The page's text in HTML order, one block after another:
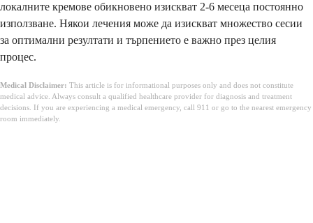
локалните кремове обикновено изискват 2-6 месеца постоянно
използване. Някои лечения може да изискват множество сесии
за оптимални резултати и търпението е важно през целия
процес.
Medical Disclaimer: This article is for informational purposes only and does not constitute
medical advice. Always consult a qualified healthcare provider for diagnosis and treatment
decisions. If you are experiencing a medical emergency, call 911 or go to the nearest emergency
room immediately.